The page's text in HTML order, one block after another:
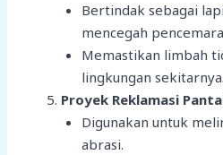
Bertindak sebagai
mencegah
Memastikan limbah
lingkungan sekitarnya.
Proyek Reklamasi
Digunakan untuk
abrasi.